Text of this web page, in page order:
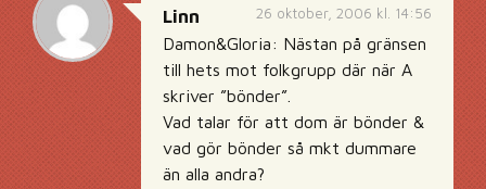
26 oktober, 2006 kl. 14:56
Linn
Damon&Gloria: Nästan på gränsen
till hets mot folkgrupp där när A
skriver ”bönder”.
Vad talar för att dom är bönder &
vad gör bönder så mkt dummare
än alla andra?